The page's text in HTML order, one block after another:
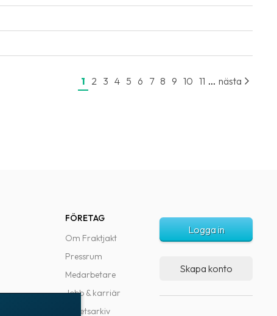
1 2 3 4 5 6 7 8 9 10 11 ... nästa
FÖRETAG
Om Fraktjakt
Pressrum
Medarbetare
Jobb & karriär
Nyhetsarkiv
Logga in
Skapa konto